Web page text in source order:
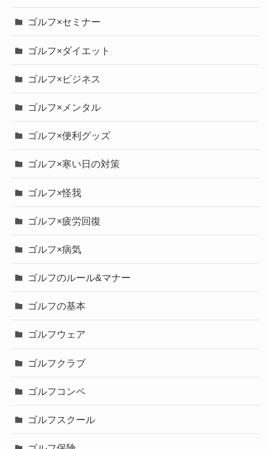
ゴルフ×セミナー
ゴルフ×ダイエット
ゴルフ×ビジネス
ゴルフ×メンタル
ゴルフ×便利グッズ
ゴルフ×寒い日の対策
ゴルフ×怪我
ゴルフ×疲労回復
ゴルフ×病気
ゴルフのルール&マナー
ゴルフの基本
ゴルフウェア
ゴルフクラブ
ゴルフコンペ
ゴルフスクール